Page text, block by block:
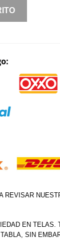
REVISAR
EN TELAS.
SIN